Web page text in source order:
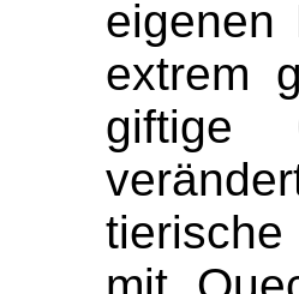
eigenen
extrem
giftige